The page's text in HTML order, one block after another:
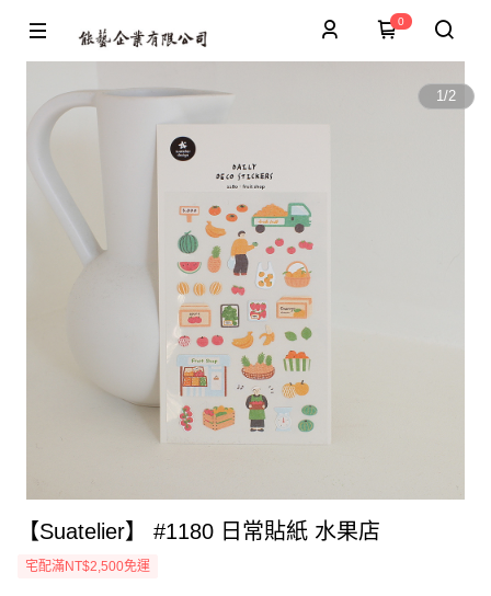
0
1/2
【Suatelier】 #1180 日常貼紙 水果店
宅配滿NT$2,500免運